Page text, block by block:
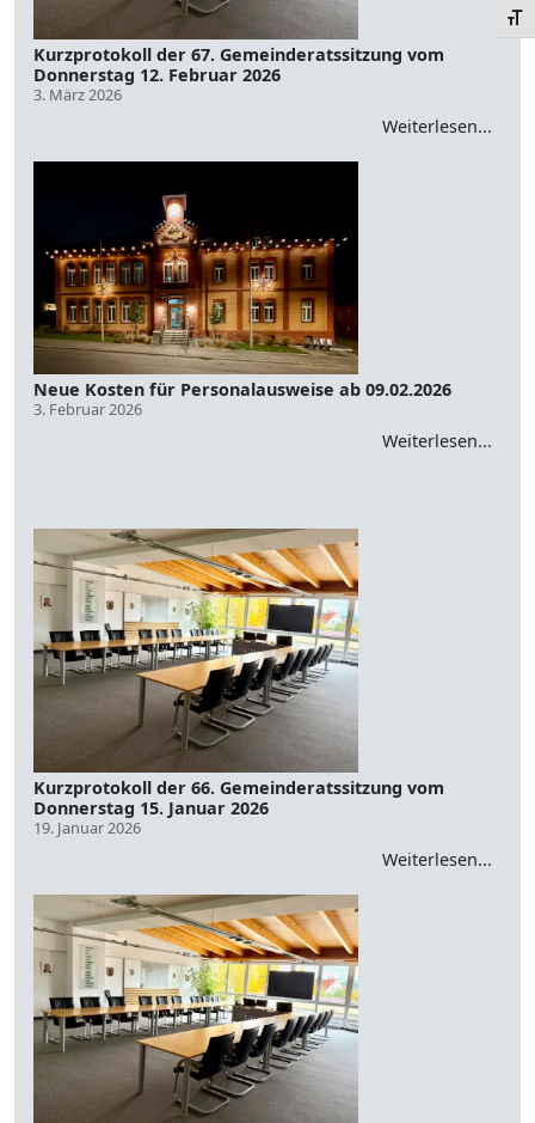
Kurzprotokoll der 67. Gemeinderatssitzung vom
Donnerstag 12. Februar 2026
3. März 2026
Weiterlesen...
Neue Kosten für Personalausweise ab 09.02.2026
3. Februar 2026
Weiterlesen...
Kurzprotokoll der 66. Gemeinderatssitzung vom
Donnerstag 15. Januar 2026
19. Januar 2026
Weiterlesen...